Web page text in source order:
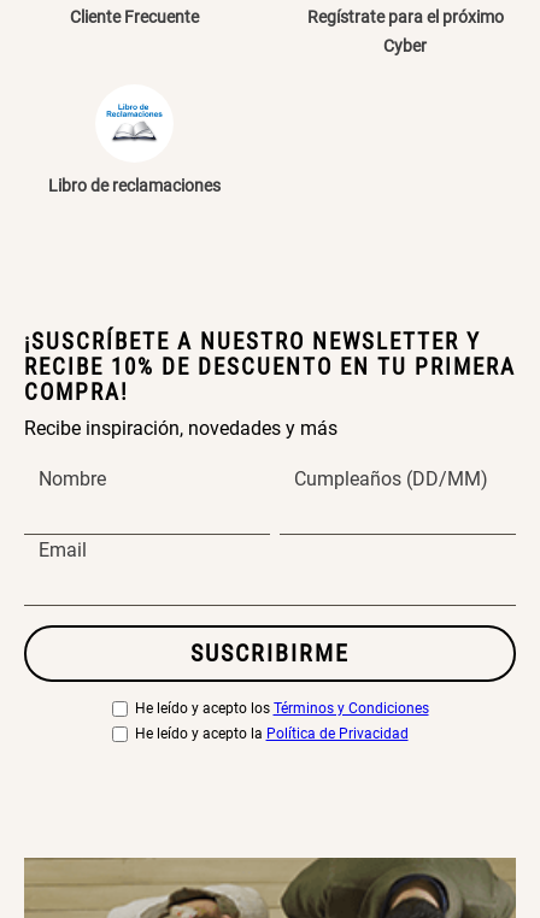
Cliente Frecuente
Regístrate para el próximo
Cyber
Libro de reclamaciones
¡SUSCRÍBETE A NUESTRO NEWSLETTER Y
RECIBE 10% DE DESCUENTO EN TU PRIMERA
COMPRA!
Recibe inspiración, novedades y más
Nombre Cumpleaños (DD/MM)
Email
SUSCRIBIRME
He leído y acepto los Términos y Condiciones
He leído y acepto la Política de Privacidad
Papelero de Plástico Color 8 Lt
15,7x22,2x33,3 cm
Canasto Bambú